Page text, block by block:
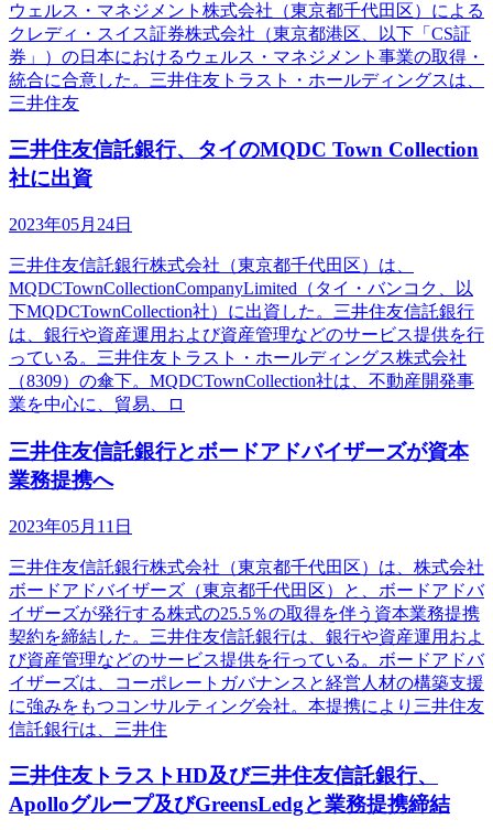
ウェルス・マネジメント株式会社（東京都千代田区）による
クレディ・スイス証券株式会社（東京都港区、以下「CS証
券」）の日本におけるウェルス・マネジメント事業の取得・
統合に合意した。三井住友トラスト・ホールディングスは、
三井住友
三井住友信託銀行、タイのMQDC Town Collection
社に出資
2023年05月24日
三井住友信託銀行株式会社（東京都千代田区）は、
MQDCTownCollectionCompanyLimited（タイ・バンコク、以
下MQDCTownCollection社）に出資した。三井住友信託銀行
は、銀行や資産運用および資産管理などのサービス提供を行
っている。三井住友トラスト・ホールディングス株式会社
（8309）の傘下。MQDCTownCollection社は、不動産開発事
業を中心に、貿易、ロ
三井住友信託銀行とボードアドバイザーズが資本
業務提携へ
2023年05月11日
三井住友信託銀行株式会社（東京都千代田区）は、株式会社
ボードアドバイザーズ（東京都千代田区）と、ボードアドバ
イザーズが発行する株式の25.5％の取得を伴う資本業務提携
契約を締結した。三井住友信託銀行は、銀行や資産運用およ
び資産管理などのサービス提供を行っている。ボードアドバ
イザーズは、コーポレートガバナンスと経営人材の構築支援
に強みをもつコンサルティング会社。本提携により三井住友
信託銀行は、三井住
三井住友トラストHD及び三井住友信託銀行、
Apolloグループ及びGreensLedgと業務提携締結